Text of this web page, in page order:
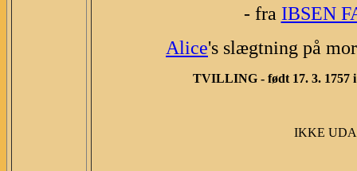
- fra IBSEN
Alice's slægtning på
TVILLING - født 17. 3. 1757
IKKE